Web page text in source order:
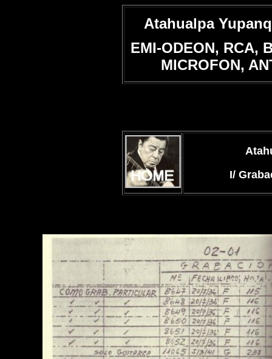
Atahualpa
EMI-ODEON, RCA,
MICROFON,
I/